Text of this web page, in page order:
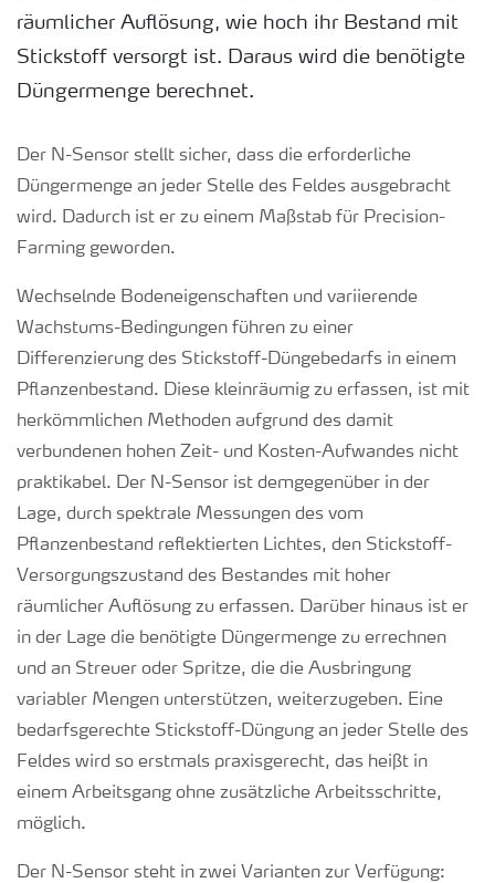
Zukunft anpacken
Düngeranwendung
Zeit zu wechseln
Medien
räumlicher Auflösung, wie hoch ihr Bestand mit
Stickstoff versorgt ist. Daraus wird die benötigte
Düngermenge berechnet.
Der N-Sensor stellt sicher, dass die erforderliche
Düngermenge an jeder Stelle des Feldes ausgebracht
wird. Dadurch ist er zu einem Maßstab für Precision-
Farming geworden.
Wechselnde Bodeneigenschaften und variierende
Wachstums-Bedingungen führen zu einer
Differenzierung des Stickstoff-Düngebedarfs in einem
Pflanzenbestand. Diese kleinräumig zu erfassen, ist mit
herkömmlichen Methoden aufgrund des damit
verbundenen hohen Zeit- und Kosten-Aufwandes nicht
praktikabel. Der N-Sensor ist demgegenüber in der
Lage, durch spektrale Messungen des vom
Pflanzenbestand reflektierten Lichtes, den Stickstoff-
Versorgungszustand des Bestandes mit hoher
räumlicher Auflösung zu erfassen. Darüber hinaus ist er
in der Lage die benötigte Düngermenge zu errechnen
und an Streuer oder Spritze, die die Ausbringung
variabler Mengen unterstützen, weiterzugeben. Eine
bedarfsgerechte Stickstoff-Düngung an jeder Stelle des
Feldes wird so erstmals praxisgerecht, das heißt in
einem Arbeitsgang ohne zusätzliche Arbeitsschritte,
möglich.
Der N-Sensor steht in zwei Varianten zur Verfügung: